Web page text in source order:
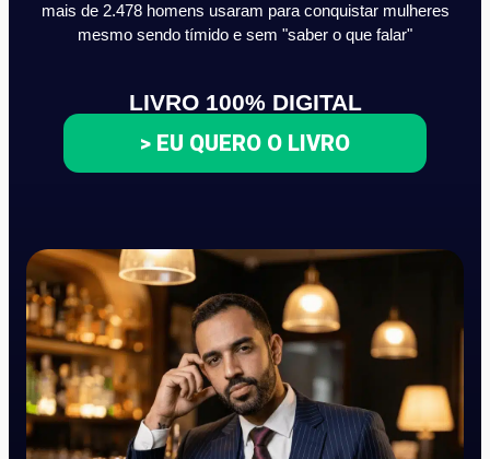
mais de 2.478 homens usaram para conquistar mulheres
mesmo sendo tímido e sem "saber o que falar"
LIVRO 100% DIGITAL
> EU QUERO O LIVRO